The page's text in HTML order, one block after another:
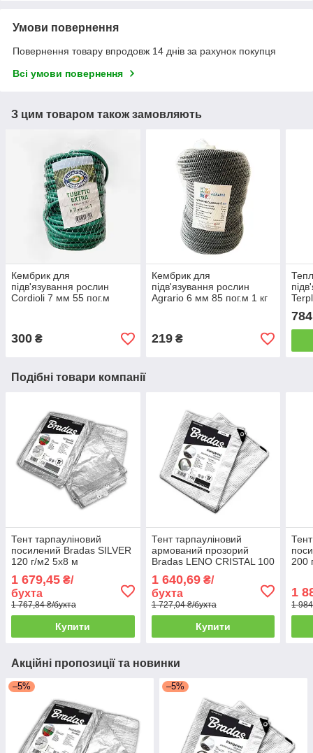
Умови повернення
Повернення товару впродовж 14 днів за рахунок покупця
Всі умови повернення
З цим товаром також замовляють
Кембрик для
підв'язування рослин
Cordioli 7 мм 55 пог.м
300 ₴
Кембрик для
підв'язування рослин
Agrario 6 мм 85 пог.м 1 кг
219₴
830
Подібні товари компанії
Тент тарпауліновий
посилений Bradas SILVER
120 г/м2 5x8 м
1 679,45 ₴/
бухта
1 767,84 ₴/бухта
Купити
Тент тарпауліновий
армований прозорий
Bradas LENO CRISTAL 100
1 640,69₴/
бухта
1 727,04 ₴/бухта
Купити
200
1
1
Акційні пропозиції та новинки
–5% –5%